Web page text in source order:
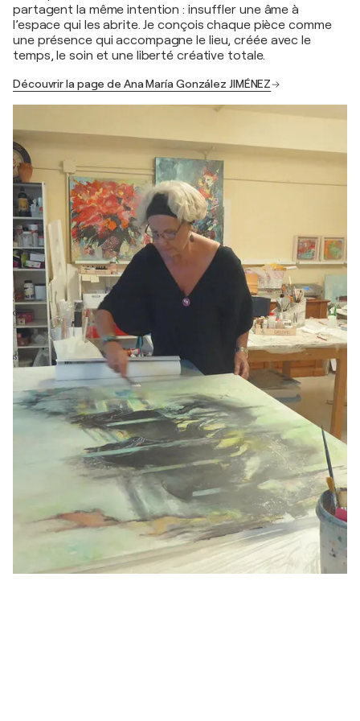
partagent la même intention : insuffler une âme à
l’espace qui les abrite. Je conçois chaque pièce comme
une présence qui accompagne le lieu, créée avec le
temps, le soin et une liberté créative totale.
Découvrir la page de Ana María González JIMÉNEZ